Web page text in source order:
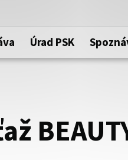
kraja.
Úrad PSK